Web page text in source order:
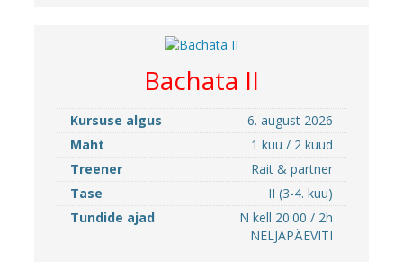
Bachata II
Kursuse algus
6. august 2026
Maht
1 kuu / 2 kuud
Treener
Rait & partner
Tase
II (3-4. kuu)
Tundide ajad
N kell 20:00 / 2h
NELJAPÄEVITI